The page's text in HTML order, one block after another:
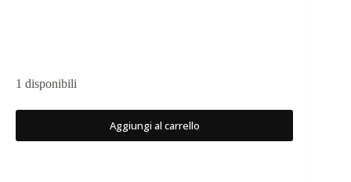
1 disponibili
Aggiungi al carrello